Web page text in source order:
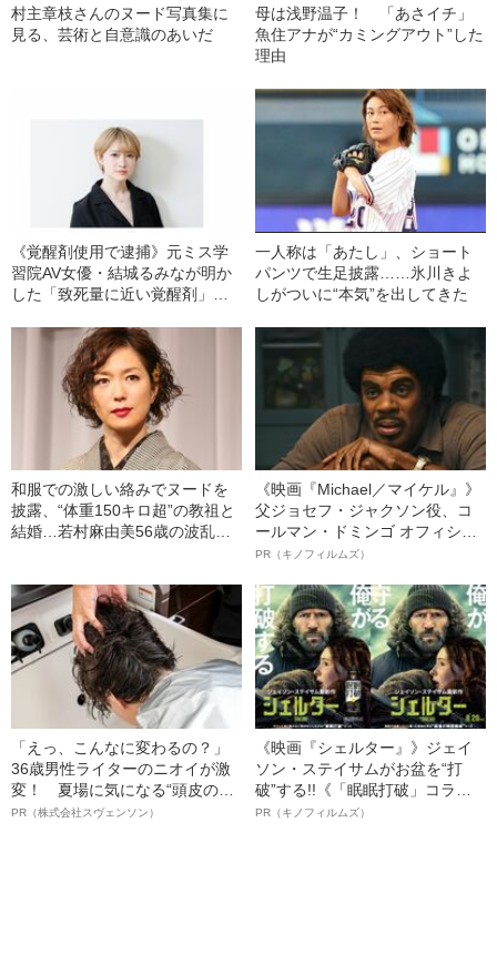
村主章枝さんのヌード写真集に
見る、芸術と自意識のあいだ
母は浅野温子！ 「あさイチ」
魚住アナが“カミングアウト”した
理由
《覚醒剤使用で逮捕》元ミス学
習院AV女優・結城るみなが明か
した「致死量に近い覚醒剤」を
男との出会い”
一人称は「あたし」、ショート
パンツで生足披露……氷川きよ
しがついに“本気”を出してきた
和服での激しい絡みでヌードを
披露、“体重150キロ超”の教祖と
結婚…若村麻由美56歳の波乱万
《映画『Michael／マイケル』》
父ジョセフ・ジャクソン役、コ
ールマン・ドミンゴ オフィシャ
ルインタビュー“観客を魅了した
語る”《日本興収70億円突破》
PR（キノフィルムズ）
「えっ、こんなに変わるの？」
36歳男性ライターのニオイが激
変！ 夏場に気になる“頭皮のニ
オイ”や“ベタつき”を解消す
PR（株式会社スヴェンソン）
《映画『シェルター』》ジェイ
ソン・ステイサムがお盆を“打
破”する!!《「眠眠打破」コラ
ボ》
PR（キノフィルムズ）